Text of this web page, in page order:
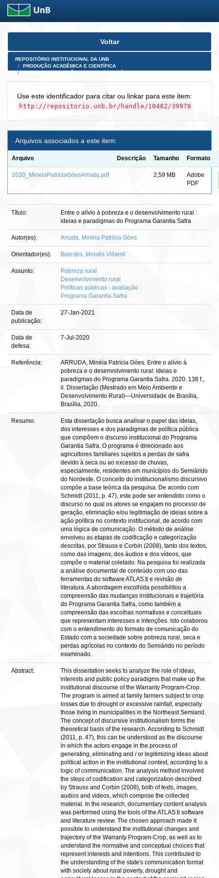
Skip
Voltar
REPOSITÓRIO INSTITUCIONAL DA UNB
PRODUÇÃO ACADÊMICA E CIENTÍFICA
Use este identificador para citar ou linkar para este item:
http://repositorio.unb.br/handle/10482/39978
Arquivos associados a este item:
Arquivo Descrição Tamanho Formato
2020_MineiaPatríciaGóesArruda.pdf 2,59 MB
Adobe
PDF
Título:
Entre o alívio à pobreza e o desenvolvimento rural :
ideias e paradigmas do Programa Garantia Safra
Autor(es): Arruda, Minéia Patrícia Góes
Orientador(es): Balestro, Moisés Villamil
Assunto:
Pobreza rural
Desenvolvimento rural
Políticas públicas - avaliação
Programa Garantia Safra
Data de
publicação:
27-Jan-2021
Data de
defesa:
7-Jul-2020
Referência:
ARRUDA, Minéia Patrícia Góes. Entre o alívio à
pobreza e o desenvolvimento rural: ideias e
paradigmas do Programa Garantia Safra. 2020. 138 f.,
il. Dissertação (Mestrado em Meio Ambiente e
Desenvolvimento Rural)—Universidade de Brasília,
Brasília, 2020.
Resumo:
Esta dissertação busca analisar o papel das ideias,
dos interesses e dos paradigmas de política pública
que compõem o discurso institucional do Programa
Garantia Safra. O programa é direcionado aos
agricultores familiares sujeitos a perdas de safra
devido à seca ou ao excesso de chuvas,
especialmente, residentes em municípios do Semiárido
do Nordeste. O conceito do institucionalismo discursivo
compõe a base teórica da pesquisa. De acordo com
Schmidt (2011, p. 47), este pode ser entendido como o
discurso no qual os atores se engajam no processo de
geração, eliminação e/ou legitimação de ideias sobre a
ação política no contexto institucional, de acordo com
uma lógica de comunicação. O método de análise
envolveu as etapas de codificação e categorização
descritas, por Strauss e Corbin (2008), tanto dos textos,
como das imagens, dos áudios e dos vídeos, que
compõe o material coletado. Na pesquisa foi realizada
a análise documental de conteúdo com uso das
ferramentas do software ATLAS.ti e revisão de
literatura. A abordagem escolhida possibilitou a
compreensão das mudanças institucionais e trajetória
do Programa Garantia Safra, como também a
compreensão das escolhas normativas e conceituais
que representam interesses e intenções. Isto colaborou
com o entendimento do formato de comunicação do
Estado com a sociedade sobre pobreza rural, seca e
perdas agrícolas no contexto do Semiárido no período
examinado.
Abstract:
This dissertation seeks to analyze the role of ideas,
interests and public policy paradigms that make up the
institutional discourse of the Warranty Program-Crop.
The program is aimed at family farmers subject to crop
losses due to drought or excessive rainfall, especially
those living in municipalities in the Northeast Semiarid.
The concept of discursive institutionalism forms the
theoretical basis of the research. According to Schmidt
(2011, p. 47), this can be understood as the discourse
in which the actors engage in the process of
generating, eliminating and / or legitimizing ideas about
political action in the institutional context, according to a
logic of communication. The analysis method involved
the steps of codification and categorization described
by Strauss and Corbin (2008), both of texts, images,
audios and videos, which compose the collected
material. In the research, documentary content analysis
was performed using the tools of the ATLAS.ti software
and literature review. The chosen approach made it
possible to understand the institutional changes and
trajectory of the Warranty Program-Crop, as well as to
understand the normative and conceptual choices that
represent interests and intentions. This contributed to
the understanding of the state's communication format
with society about rural poverty, drought and